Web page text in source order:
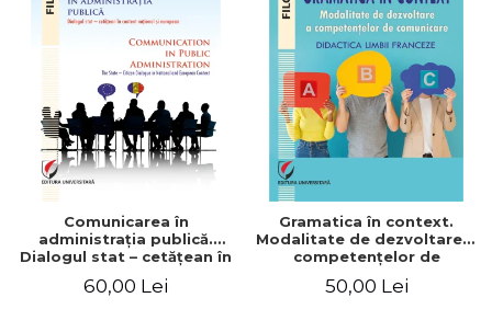
Comunicarea în
administraţia publică.
Dialogul stat – cetăţean în
european / Communication
60,00 Lei
Gramatica în context.
Modalitate de dezvoltare a
competenţelor de
limbii franceze
50,00 Lei